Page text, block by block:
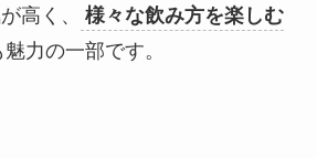
高く、
様々な飲み方を楽しむ
魅力の一部です。